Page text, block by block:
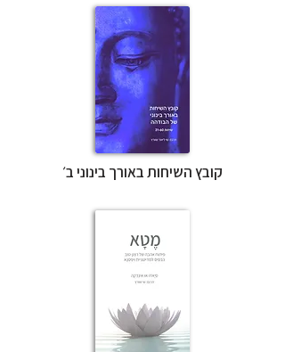
קובץ השיחות באורך בינוני ב׳